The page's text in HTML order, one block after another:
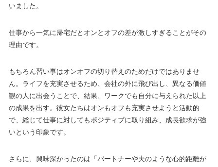
いました。
仕事から一気に帰宅だとオンとオフの差が激しすぎることがその
理由です。
もちろん習い事はオンオフの切り替えのためだけではありませ
ん。ライフを充実させるため、会社の外に飛び出し、異なる価値
観の人に出会うことで、結果、ワークでも自分に与えられた以上
の成果を出す。彼女たちはオンもオフも充実させようと活動的
で、総じて仕事に対してもポジティブに取り組み、成長欲求が強
いという印象です。
さらに、興味深かったのは「パートナーや夫のような心的距離が